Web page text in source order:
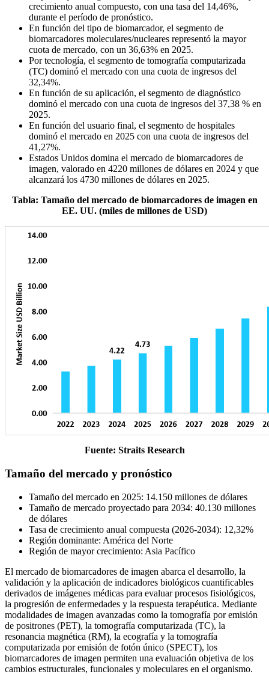
crecimiento anual compuesto, con una tasa del 14,46%,
durante el período de pronóstico.
En función del tipo de biomarcador, el segmento de
biomarcadores moleculares/nucleares representó la mayor
cuota de mercado, con un 36,63% en 2025.
Por tecnología, el segmento de tomografía computarizada
(TC) dominó el mercado con una cuota de ingresos del
32,34%.
En función de su aplicación, el segmento de diagnóstico
dominó el mercado con una cuota de ingresos del 37,38 % en
2025.
En función del usuario final, el segmento de hospitales
dominó el mercado en 2025 con una cuota de ingresos del
41,27%.
Estados Unidos domina el mercado de biomarcadores de
imagen, valorado en 4220 millones de dólares en 2024 y que
alcanzará los 4730 millones de dólares en 2025.
Tabla: Tamaño del mercado de biomarcadores de imagen en
EE. UU. (miles de millones de USD)
Fuente: Straits Research
Tamaño del mercado y pronóstico
Tamaño del mercado en 2025: 14.150 millones de dólares
Tamaño de mercado proyectado para 2034: 40.130 millones
de dólares
Tasa de crecimiento anual compuesta (2026-2034): 12,32%
Región dominante: América del Norte
Región de mayor crecimiento: Asia Pacífico
El mercado de biomarcadores de imagen abarca el desarrollo, la
validación y la aplicación de indicadores biológicos cuantificables
derivados de imágenes médicas para evaluar procesos fisiológicos,
la progresión de enfermedades y la respuesta terapéutica. Mediante
modalidades de imagen avanzadas como la tomografía por emisión
de positrones (PET), la tomografía computarizada (TC), la
resonancia magnética (RM), la ecografía y la tomografía
computarizada por emisión de fotón único (SPECT), los
biomarcadores de imagen permiten una evaluación objetiva de los
cambios estructurales, funcionales y moleculares en el organismo.